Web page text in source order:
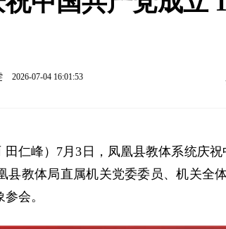
2026-07-04 16:01:53
田仁峰）7月3日，凤凰县教体系统庆祝
县教体局直属机关党委委员、机关全
会。